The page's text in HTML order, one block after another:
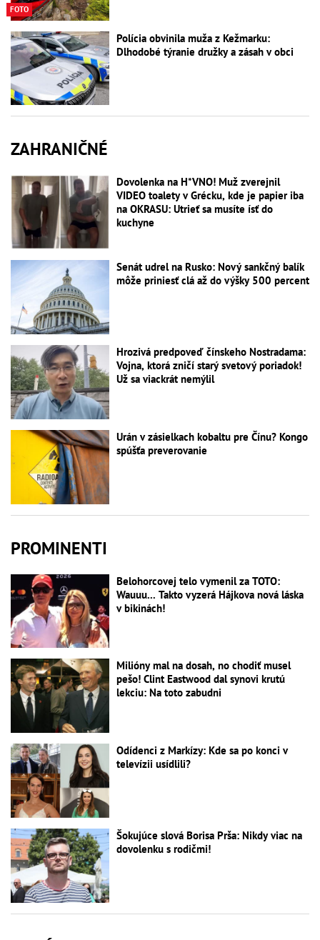
FOTO
Polícia obvinila muža z Kežmarku:
Dlhodobé týranie družky a zásah v obci
ZAHRANIČNÉ
Dovolenka na H*VNO! Muž zverejnil
VIDEO toalety v Grécku, kde je papier iba
na OKRASU: Utrieť sa musíte ísť do
kuchyne
Senát udrel na Rusko: Nový sankčný balík
môže priniesť clá až do výšky 500 percent
Hrozivá predpoveď čínskeho Nostradama:
Vojna, ktorá zničí starý svetový poriadok!
Už sa viackrát nemýlil
Urán v zásielkach kobaltu pre Čínu? Kongo
spúšťa preverovanie
PROMINENTI
Belohorcovej telo vymenil za TOTO:
Wauuu... Takto vyzerá Hájkova nová láska
v bikinách!
Milióny mal na dosah, no chodiť musel
pešo! Clint Eastwood dal synovi krutú
lekciu: Na toto zabudni
Odídenci z Markízy: Kde sa po konci v
televízii usídlili?
Šokujúce slová Borisa Prša: Nikdy viac na
dovolenku s rodičmi!